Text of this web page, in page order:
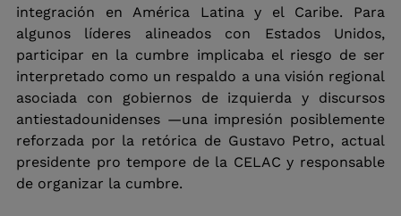
integración en América Latina y el Caribe. Para
algunos líderes alineados con Estados Unidos,
participar en la cumbre implicaba el riesgo de ser
interpretado como un respaldo a una visión regional
asociada con gobiernos de izquierda y discursos
antiestadounidenses —una impresión posiblemente
reforzada por la retórica de Gustavo Petro, actual
presidente pro tempore de la CELAC y responsable
de organizar la cumbre.